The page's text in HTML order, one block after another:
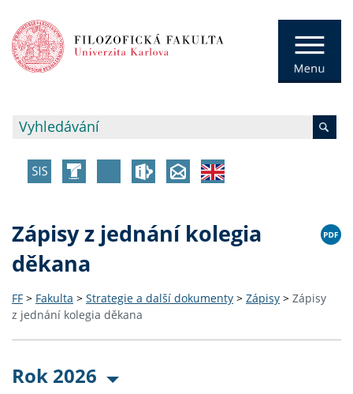
Zápisy z jednání kolegia
děkana
FF > Fakulta > Strategie a další dokumenty > Zápisy > Zápisy
z jednání kolegia děkana
Rok 2026